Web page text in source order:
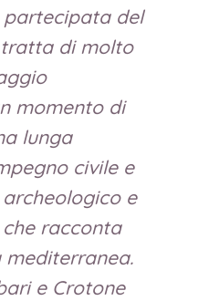
del
di molto
momento di
lunga
civile e
e
racconta
e Crotone